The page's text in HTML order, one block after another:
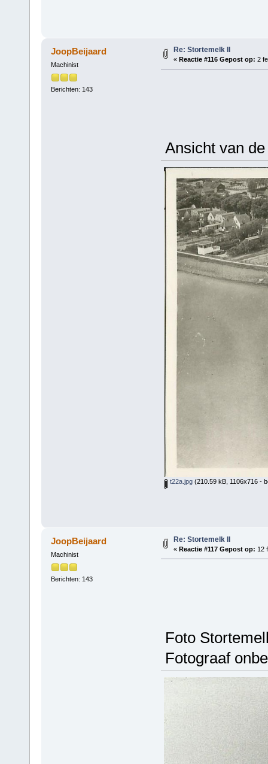
JoopBeijaard
Machinist
Berichten: 143
Re: Stortemelk II
« Reactie #116 Gepost op: 2
Ansicht van
t22a.jpg(210.59 kB, 1106x716 -
JoopBeijaard
Machinist
Berichten: 143
Re: Stortemelk II
« Reactie #117 Gepost op: 12
Foto
Fotograaf